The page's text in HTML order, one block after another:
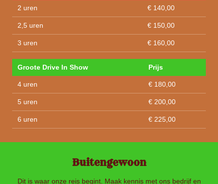
2 uren € 140,00
2,5 uren € 150,00
3 uren € 160,00
Groote Drive In Show Prijs
4 uren € 180,00
5 uren € 200,00
6 uren € 225,00
Buitengewoon
Dit is waar onze reis begint. Maak kennis met ons bedrijf en